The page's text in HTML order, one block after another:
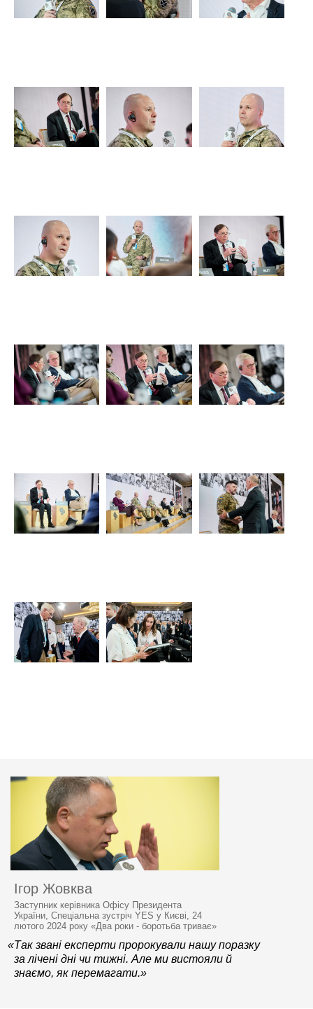
Ігор Жовква
Заступник керівника Офісу Президента
України, Спеціальна зустріч YES у Києві, 24
лютого 2024 року «Два роки - боротьба триває»
«Так звані експерти пророкували нашу поразку
за лічені дні чи тижні. Але ми вистояли й
знаємо, як перемагати.»